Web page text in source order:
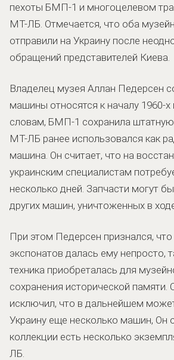
пехоты БМП-1 и многоцелевом
МТ-ЛБ. Отмечается, что оба
отправили на Украину после
обращений представителей Киева.
Владелец музея Аллан Педерсен
машины относятся к началу 1960-х
словам, БМП-1 сохранила
МТ-ЛБ ранее использовался как
машина. Он считает, что на
украинским специалистам
несколько дней. Запчасти могут
других машин, уничтоженных в
При этом Педерсен признался,
экспонатов далась ему непросто,
техника приобреталась для
сохранения исторической памяти.
исключил, что в дальнейшем
Украину еще несколько машин, Он
коллекции есть несколько
ЛБ.